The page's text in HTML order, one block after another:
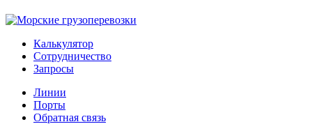
Калькулятор
Сотрудничество
Запросы
Линии
Порты
Обратная связь